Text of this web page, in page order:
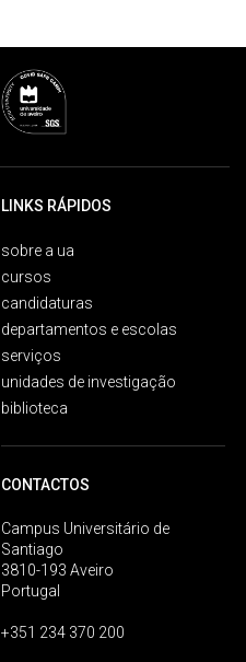
LINKS RÁPIDOS
sobre a ua
cursos
candidaturas
departamentos e escolas
serviços
unidades de investigação
biblioteca
CONTACTOS
Campus Universitário de
Santiago
3810-193 Aveiro
Portugal
+351 234 370 200